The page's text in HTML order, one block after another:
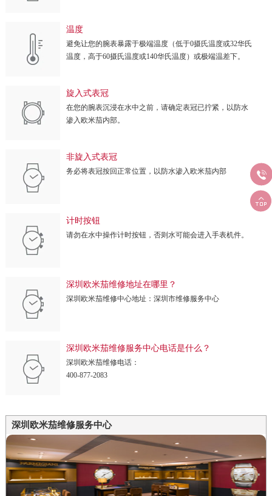
温度
避免让您的腕表暴露于极端温度（低于0摄氏温度或32华氏
温度，高于60摄氏温度或140华氏温度）或极端温差下。
旋入式表冠
在您的腕表沉浸在水中之前，请确定表冠已拧紧，以防水
渗入欧米茄内部。
非旋入式表冠
务必将表冠按回正常位置，以防水渗入欧米茄内部
计时按钮
请勿在水中操作计时按钮，否则水可能会进入手表机件。
深圳欧米茄维修地址在哪里？
深圳欧米茄维修中心地址：深圳市维修服务中心
深圳欧米茄维修服务中心电话是什么？
深圳欧米茄维修电话：
400-877-2083
深圳欧米茄维修服务中心

